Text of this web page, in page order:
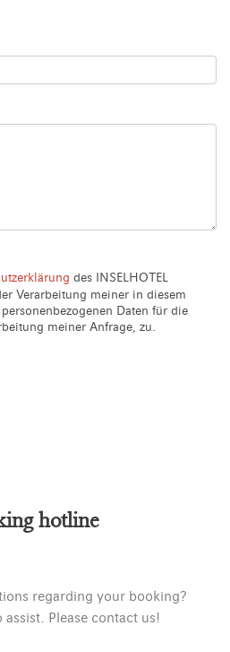
des INSELHOTEL
Verarbeitung meiner in diesem
Daten für die
meiner Anfrage, zu.
hotline
regarding your booking?
Please contact us!